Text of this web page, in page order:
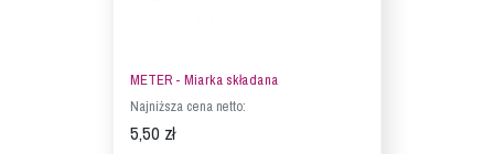
METER - Miarka składana
Najniższa cena netto:
5,50 zł